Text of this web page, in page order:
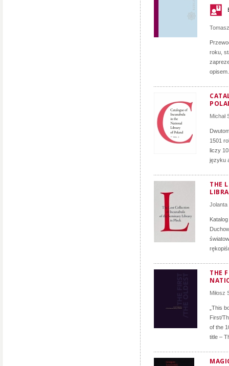
roku,
Michał
1501
liczy
języku
THE
Jolanta
THE
Miłosz
„This
First/
of the
title –